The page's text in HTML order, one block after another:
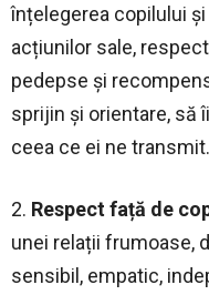
înțelegerea copilului
acțiunilor sale,
pedepse și
sprijin și orientare, să
ceea ce ei ne transmit.
2. Respect față de
unei relații frumoase,
sensibil, empatic,